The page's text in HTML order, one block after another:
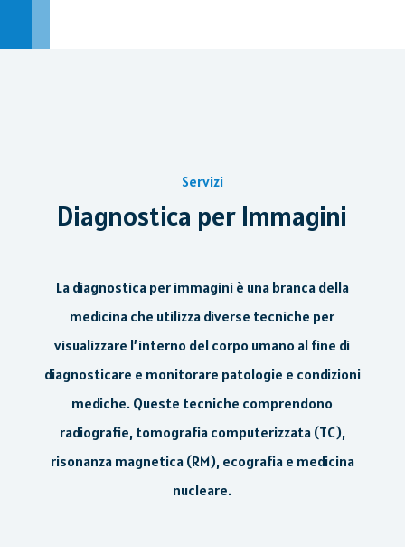
Servizi
Diagnostica per Immagini
La diagnostica per immagini è una branca della
medicina che utilizza diverse tecniche per
visualizzare l’interno del corpo umano al fine di
diagnosticare e monitorare patologie e condizioni
mediche. Queste tecniche comprendono
radiografie, tomografia computerizzata (TC),
risonanza magnetica (RM), ecografia e medicina
nucleare.